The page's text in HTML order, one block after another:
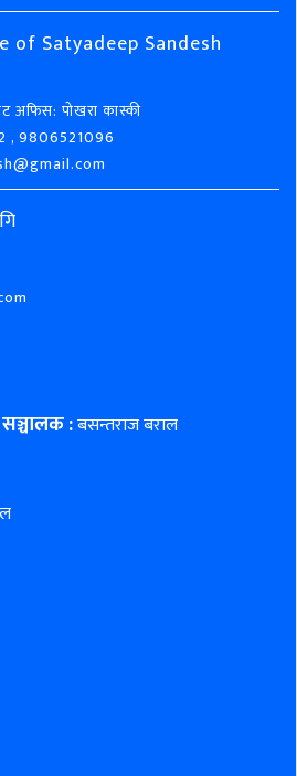
Satyadeep Sandesh
अफिस: पोखरा कास्की
, 9806521096
सञ्चालक :बसन्तराज बराल